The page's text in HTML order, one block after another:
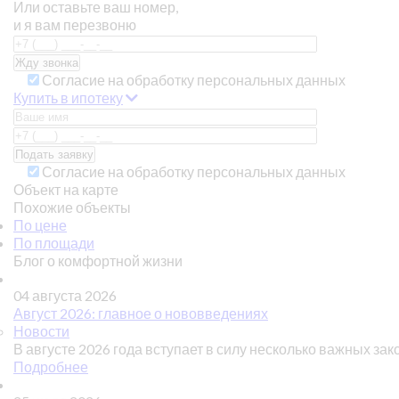
Или оставьте ваш номер,
и я вам перезвоню
Согласие на обработку персональных данных
Купить в ипотеку
Согласие на обработку персональных данных
Объект на карте
Похожие объекты
По цене
По площади
Блог о комфортной жизни
04 августа 2026
Август 2026: главное о нововведениях
Новости
В августе 2026 года вступает в силу несколько важных
Подробнее